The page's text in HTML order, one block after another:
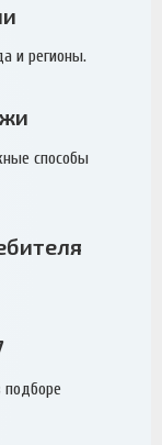
и регионы.
способы